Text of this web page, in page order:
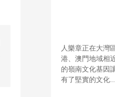
人樂章正在大灣
港、澳門地域相
的嶺南文化基因
有了堅實的文化...